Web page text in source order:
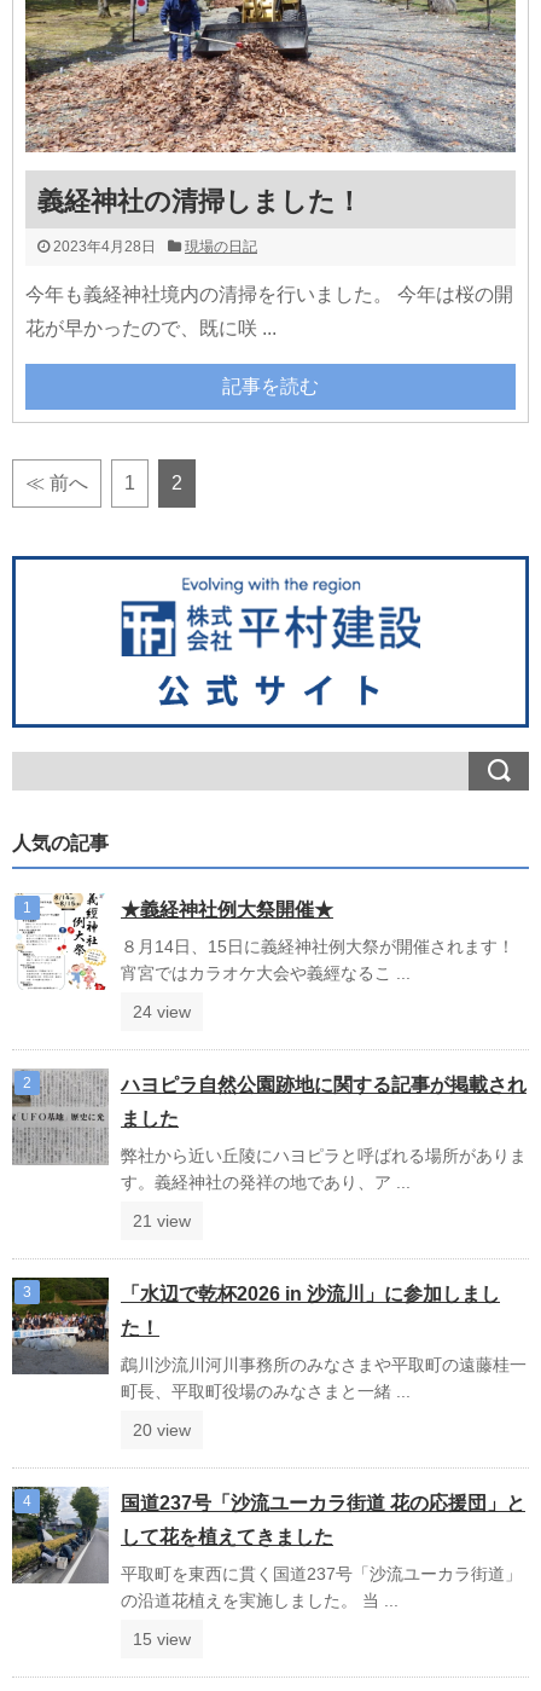
義経神社の清掃しました！
2023年4月28日 現場の日記
今年も義経神社境内の清掃を行いました。 今年は桜の開
花が早かったので、既に咲 ...
記事を読む
≪ 前へ 1 2
人気の記事
★義経神社例大祭開催★
８月14日、15日に義経神社例大祭が開催されます！
宵宮ではカラオケ大会や義經なるこ ...
24 view
ハヨピラ自然公園跡地に関する記事が掲載され
ました
弊社から近い丘陵にハヨピラと呼ばれる場所がありま
す。義経神社の発祥の地であり、ア ...
21 view
「水辺で乾杯2026 in 沙流川」に参加しまし
た！
鵡川沙流川河川事務所のみなさまや平取町の遠藤桂一
町長、平取町役場のみなさまと一緒 ...
20 view
国道237号「沙流ユーカラ街道 花の応援団」と
して花を植えてきました
平取町を東西に貫く国道237号「沙流ユーカラ街道」
の沿道花植えを実施しました。 当 ...
15 view